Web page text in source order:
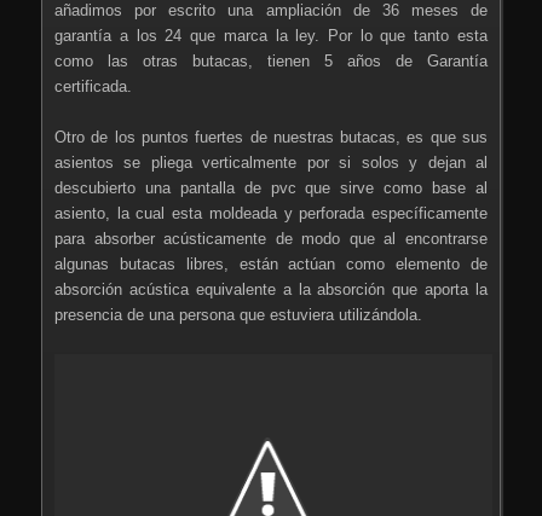
añadimos por escrito una ampliación de 36 meses de
garantía a los 24 que marca la ley. Por lo que tanto esta
como las otras butacas, tienen 5 años de Garantía
certificada.
Otro de los puntos fuertes de nuestras butacas, es que sus
asientos se pliega verticalmente por si solos y dejan al
descubierto una pantalla de pvc que sirve como base al
asiento, la cual esta moldeada y perforada específicamente
para absorber acústicamente de modo que al encontrarse
algunas butacas libres, están actúan como elemento de
absorción acústica equivalente a la absorción que aporta la
presencia de una persona que estuviera utilizándola.